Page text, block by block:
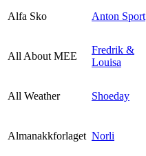
Alfa Sko
Anton Sport
All About MEE
Fredrik &
Louisa
All Weather
Shoeday
Almanakkforlaget Norli